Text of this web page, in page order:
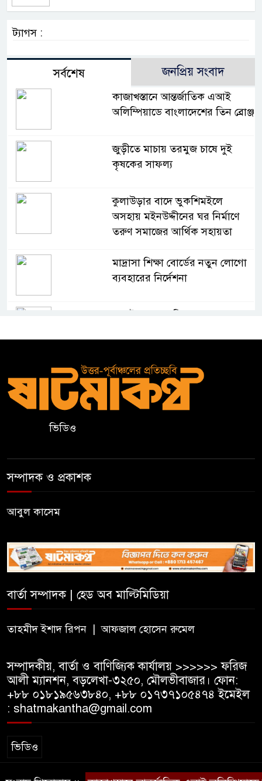
ট্যাগস :
সর্বশেষ জনপ্রিয় সংবাদ
কাজাখস্তানে আন্তর্জাতিক এআই
অলিম্পিয়াডে বাংলাদেশের তিন ব্রোঞ্জ
জুড়ীতে মাচায় তরমুজ চাষে দুই
কৃষকের সাফল্য
কুলাউড়ার বাদে ভুকশিমইলে
অসহায় মইনউদ্দীনের ঘর নির্মাণে
তরুণ সমাজের আর্থিক সহায়তা
মাদ্রাসা শিক্ষা বোর্ডের নতুন লোগো
ব্যবহারের নির্দেশনা
কুলাউড়ার ভাটেরা স্টেশন বাজারে
বিট পুলিশিং সভা অনুষ্ঠিত
নেতাকে অব্যাহতি
সিলেটে সিভিটেক বিল্ডার্সে বিভিন্ন
পদে জনবল নিয়োগ
হাই কমিশনের কর্মকর্তা পরিচয়ে
ভারতীয় হাই কমিশন
ভিডিও
সম্পাদক ও প্রকাশক
আবুল কাসেম
বার্তা সম্পাদক | হেড অব মাল্টিমিডিয়া
তাহমীদ ইশাদ রিপন | আফজাল হোসেন রুমেল
সম্পাদকীয়, বার্তা ও বাণিজ্যিক কার্যালয় >>>>>> ফরিজ
আলী ম্যানশন, বড়লেখা-৩২৫০, মৌলভীবাজার। ফোন:
+৮৮ ০১৮১৯৫৬৩৮৪০, +৮৮ ০১৭৩৭১০৫৪৭৪ ইমেইল
: shatmakantha@gmail.com
ভিডিও